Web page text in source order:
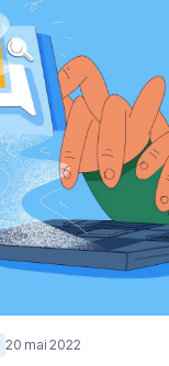
20 mai 2022